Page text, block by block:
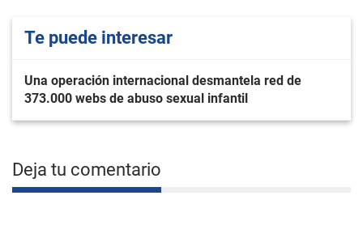
Te puede interesar
Una operación internacional desmantela red de
373.000 webs de abuso sexual infantil
Deja tu comentario